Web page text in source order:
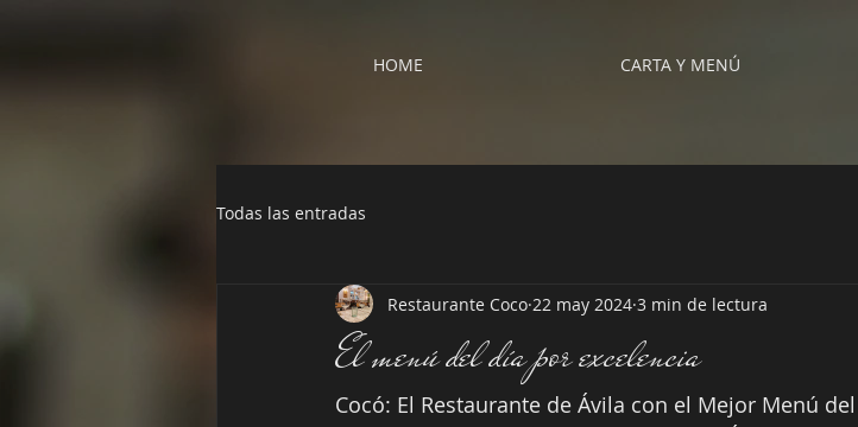
HOME CARTA Y MENÚ
Todas las entradas
El menú del día por excelencia
Restaurante Coco 22 may 2024 3 min de lectura
Cocó: El Restaurante de Ávila con el Mejor Menú